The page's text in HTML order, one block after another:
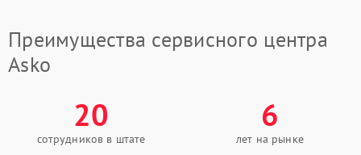
Преимущества сервисного центра
Asko
20
сотрудников в штате
6
лет на рынке